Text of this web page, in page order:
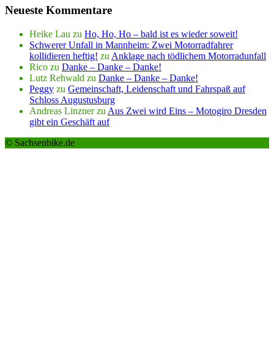
Neueste Kommentare
Heike Lau zu Ho, Ho, Ho – bald ist es wieder soweit!
Schwerer Unfall in Mannheim: Zwei Motorradfahrer
kollidieren heftig! zu Anklage nach tödlichem Motorradunfall
Rico zu Danke – Danke – Danke!
Lutz Rehwald zu Danke – Danke – Danke!
Peggy zu Gemeinschaft, Leidenschaft und Fahrspaß auf
Schloss Augustusburg
Andreas Linznerzu Aus Zwei wird Eins – Motogiro Dresden
gibt ein Geschäft auf
© Sachsenbike.de